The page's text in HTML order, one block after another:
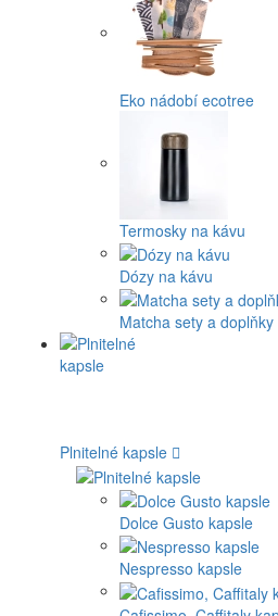
Eko nádobí ecotree
Termosky na kávu
Dózy na kávu
Matcha sety a doplňky
Plnitelné kapsle
Dolce Gusto kapsle
Nespresso kapsle